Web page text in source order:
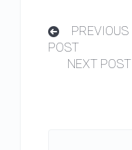
PREVIOUS
POST
NEXT POST